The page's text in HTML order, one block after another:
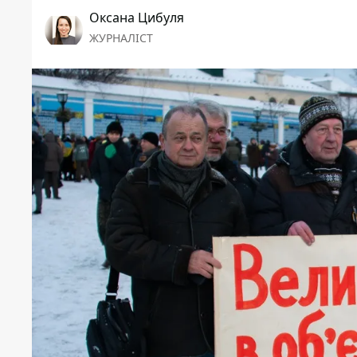
Оксана Цибуля
ЖУРНАЛІСТ